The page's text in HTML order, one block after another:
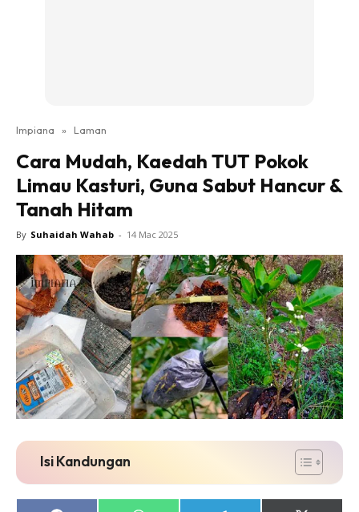
Ruang Makan
Ruang Tamu
Direktori
Interior Design
Landskap
DIY
Bilik Air
Bilik Tidur
Dapur
Ruang Makan
Make Over
Bilik Air
Dapur
Ruang Makan
Impiana » Laman
Cara Mudah, Kaedah TUT Pokok
Limau Kasturi, Guna Sabut Hancur &
Tanah Hitam
By Suhaidah Wahab - 14 Mac 2025
Isi Kandungan